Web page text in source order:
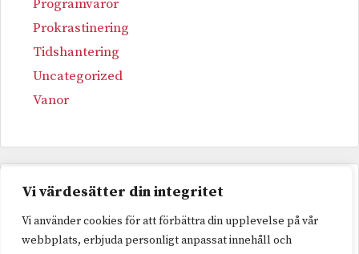
Vi värdesätter din integritet
Vi använder cookies för att förbättra din upplevelse på vår
webbplats, erbjuda personligt anpassat innehåll och
Programvaror
Prokrastinering
Tidshantering
Uncategorized
Vanor
Etiketter